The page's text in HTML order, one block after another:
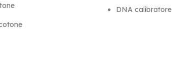
DNA calibratore